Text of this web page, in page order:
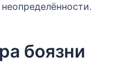
боязни